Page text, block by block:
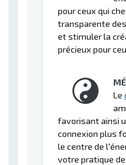
pour ceux qui
transparente
et stimuler la
précieux pour
Le
favorisant ainsi
connexion plus
le centre de
votre pratique